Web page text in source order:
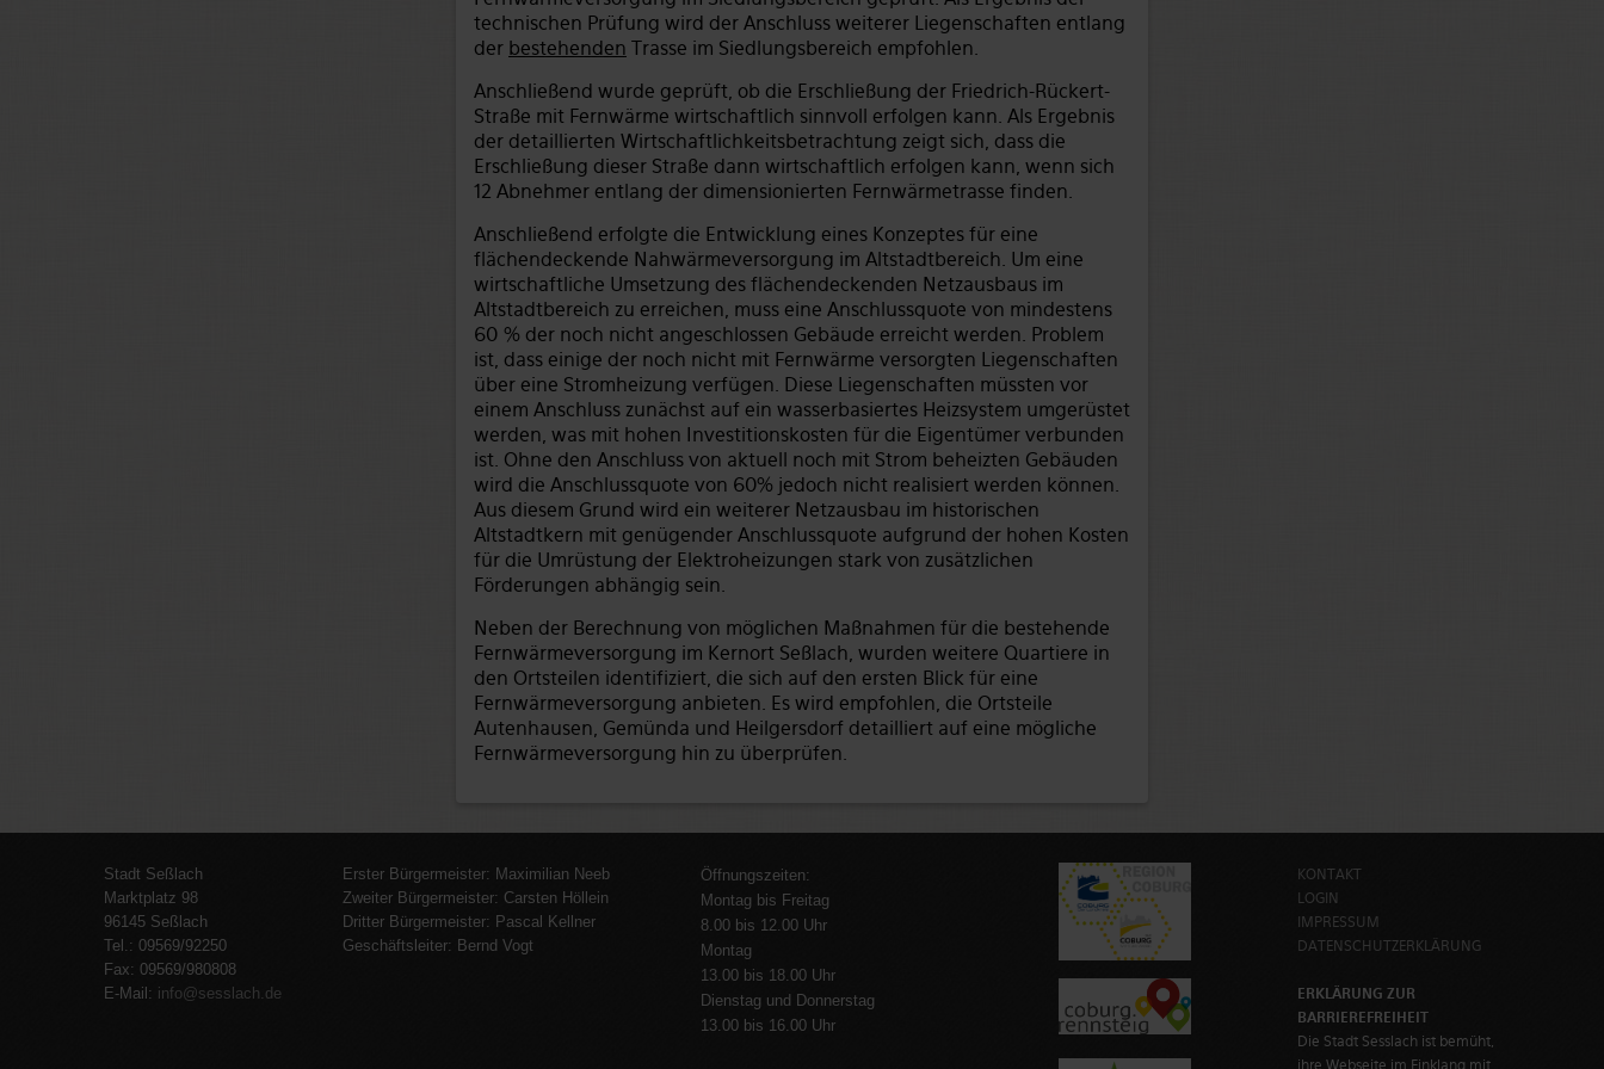
technischen Prüfung wird der Anschluss weiterer Liegenschaften entlang
der bestehenden Trasse im Siedlungsbereich empfohlen.
Anschließend wurde geprüft, ob die Erschließung der Friedrich-Rückert-
Straße mit Fernwärme wirtschaftlich sinnvoll erfolgen kann. Als Ergebnis
der detaillierten Wirtschaftlichkeitsbetrachtung zeigt sich, dass die
Erschließung dieser Straße dann wirtschaftlich erfolgen kann, wenn sich
12 Abnehmer entlang der dimensionierten Fernwärmetrasse finden.
Anschließend erfolgte die Entwicklung eines Konzeptes für eine
flächendeckende Nahwärmeversorgung im Altstadtbereich. Um eine
wirtschaftliche Umsetzung des flächendeckenden Netzausbaus im
Altstadtbereich zu erreichen, muss eine Anschlussquote von mindestens
60 % der noch nicht angeschlossen Gebäude erreicht werden. Problem
ist, dass einige der noch nicht mit Fernwärme versorgten Liegenschaften
über eine Stromheizung verfügen. Diese Liegenschaften müssten vor
einem Anschluss zunächst auf ein wasserbasiertes Heizsystem umgerüstet
werden, was mit hohen Investitionskosten für die Eigentümer verbunden
ist. Ohne den Anschluss von aktuell noch mit Strom beheizten Gebäuden
wird die Anschlussquote von 60% jedoch nicht realisiert werden können.
Aus diesem Grund wird ein weiterer Netzausbau im historischen
Altstadtkern mit genügender Anschlussquote aufgrund der hohen Kosten
für die Umrüstung der Elektroheizungen stark von zusätzlichen
Förderungen abhängig sein.
Neben der Berechnung von möglichen Maßnahmen für die bestehende
Fernwärmeversorgung im Kernort Seßlach, wurden weitere Quartiere in
den Ortsteilen identifiziert, die sich auf den ersten Blick für eine
Fernwärmeversorgung anbieten. Es wird empfohlen, die Ortsteile
Autenhausen, Gemünda und Heilgersdorf detailliert auf eine mögliche
Fernwärmeversorgung hin zu überprüfen.
Stadt Seßlach
Marktplatz 98
96145 Seßlach
Tel.: 09569/92250
Fax: 09569/980808
E-Mail: info@sesslach.de
Erster Bürgermeister: Maximilian Neeb
Zweiter Bürgermeister: Carsten Höllein
Dritter Bürgermeister: Pascal Kellner
Geschäftsleiter: Bernd Vogt
Öffnungszeiten:
Montag bis Freitag
8.00 bis 12.00 Uhr
Montag
13.00 bis 18.00 Uhr
Dienstag und Donnerstag
13.00 bis 16.00 Uhr
KONTAKT
LOGIN
IMPRESSUM
DATENSCHUTZERKLÄRUNG
ERKLÄRUNG ZUR
BARRIEREFREIHEIT
Die Stadt Sesslach ist bemüht,
ihre Webseite im Einklang mit